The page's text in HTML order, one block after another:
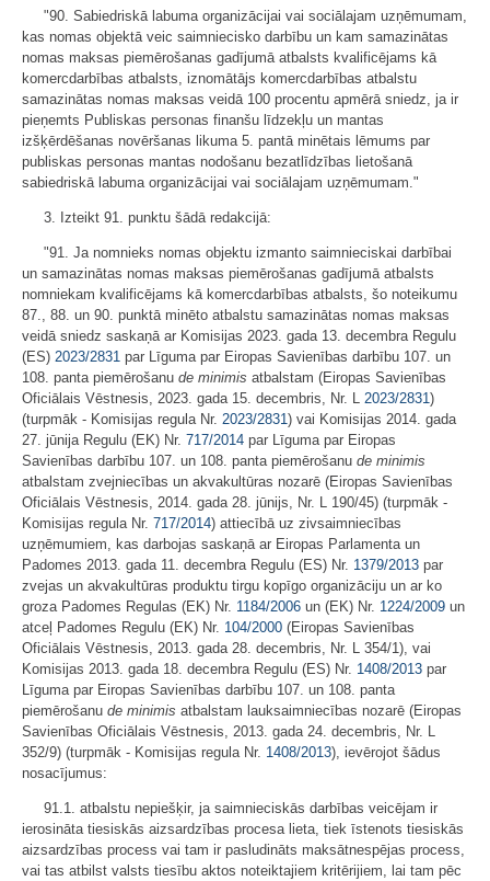
"90. Sabiedriskā labuma organizācijai vai sociālajam uzņēmumam,
kas nomas objektā veic saimniecisko darbību un kam samazinātas
nomas maksas piemērošanas gadījumā atbalsts kvalificējams kā
komercdarbības atbalsts, iznomātājs komercdarbības atbalstu
samazinātas nomas maksas veidā 100 procentu apmērā sniedz, ja ir
pieņemts Publiskas personas finanšu līdzekļu un mantas
izšķērdēšanas novēršanas likuma 5. pantā minētais lēmums par
publiskas personas mantas nodošanu bezatlīdzības lietošanā
sabiedriskā labuma organizācijai vai sociālajam uzņēmumam."
3. Izteikt 91. punktu šādā redakcijā:
"91. Ja nomnieks nomas objektu izmanto saimnieciskai darbībai
un samazinātas nomas maksas piemērošanas gadījumā atbalsts
nomniekam kvalificējams kā komercdarbības atbalsts, šo noteikumu
87., 88. un 90. punktā minēto atbalstu samazinātas nomas maksas
veidā sniedz saskaņā ar Komisijas 2023. gada 13. decembra Regulu
(ES) 2023/2831 par Līguma par Eiropas Savienības darbību 107. un
108. panta piemērošanu de minimis atbalstam (Eiropas Savienības
Oficiālais Vēstnesis, 2023. gada 15. decembris, Nr. L 2023/2831)
(turpmāk - Komisijas regula Nr. 2023/2831) vai Komisijas 2014. gada
27. jūnija Regulu (EK) Nr. 717/2014 par Līguma par Eiropas
Savienības darbību 107. un 108. panta piemērošanu de minimis
atbalstam zvejniecības un akvakultūras nozarē (Eiropas Savienības
Oficiālais Vēstnesis, 2014. gada 28. jūnijs, Nr. L 190/45) (turpmāk -
Komisijas regula Nr. 717/2014) attiecībā uz zivsaimniecības
uzņēmumiem, kas darbojas saskaņā ar Eiropas Parlamenta un
Padomes 2013. gada 11. decembra Regulu (ES) Nr. 1379/2013 par
zvejas un akvakultūras produktu tirgu kopīgo organizāciju un ar ko
groza Padomes Regulas (EK) Nr. 1184/2006 un (EK) Nr. 1224/2009 un
atceļ Padomes Regulu (EK) Nr. 104/2000 (Eiropas Savienības
Oficiālais Vēstnesis, 2013. gada 28. decembris, Nr. L 354/1), vai
Komisijas 2013. gada 18. decembra Regulu (ES) Nr. 1408/2013 par
Līguma par Eiropas Savienības darbību 107. un 108. panta
piemērošanu de minimis atbalstam lauksaimniecības nozarē (Eiropas
Savienības Oficiālais Vēstnesis, 2013. gada 24. decembris, Nr. L
352/9) (turpmāk - Komisijas regula Nr. 1408/2013), ievērojot šādus
nosacījumus:
91.1. atbalstu nepiešķir, ja saimnieciskās darbības veicējam ir
ierosināta tiesiskās aizsardzības procesa lieta, tiek īstenots tiesiskās
aizsardzības process vai tam ir pasludināts maksātnespējas process,
vai tas atbilst valsts tiesību aktos noteiktajiem kritērijiem, lai tam pēc